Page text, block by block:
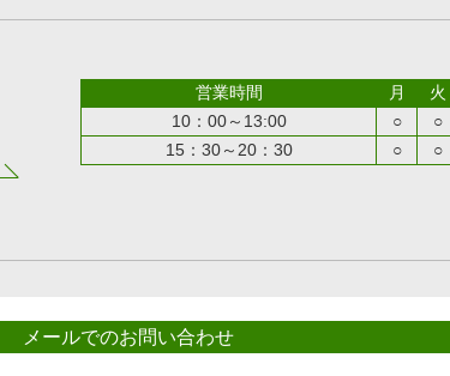
営業時間 月 火
10：00～13:00
○ ○
15：30～20：30
○ ○
メールでのお問い合わせ